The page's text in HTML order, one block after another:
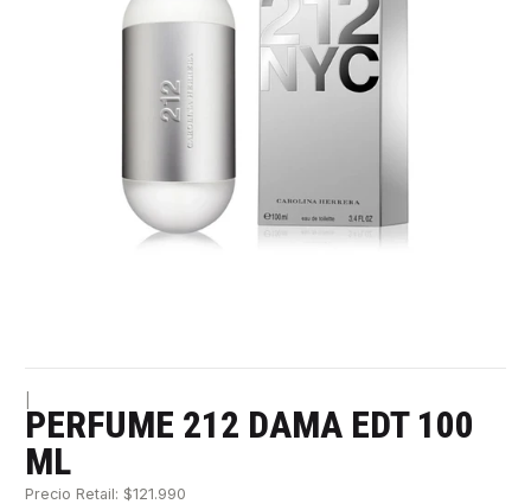
PERFUME 212 DAMA EDT 100
ML
Precio Retail: $121.990